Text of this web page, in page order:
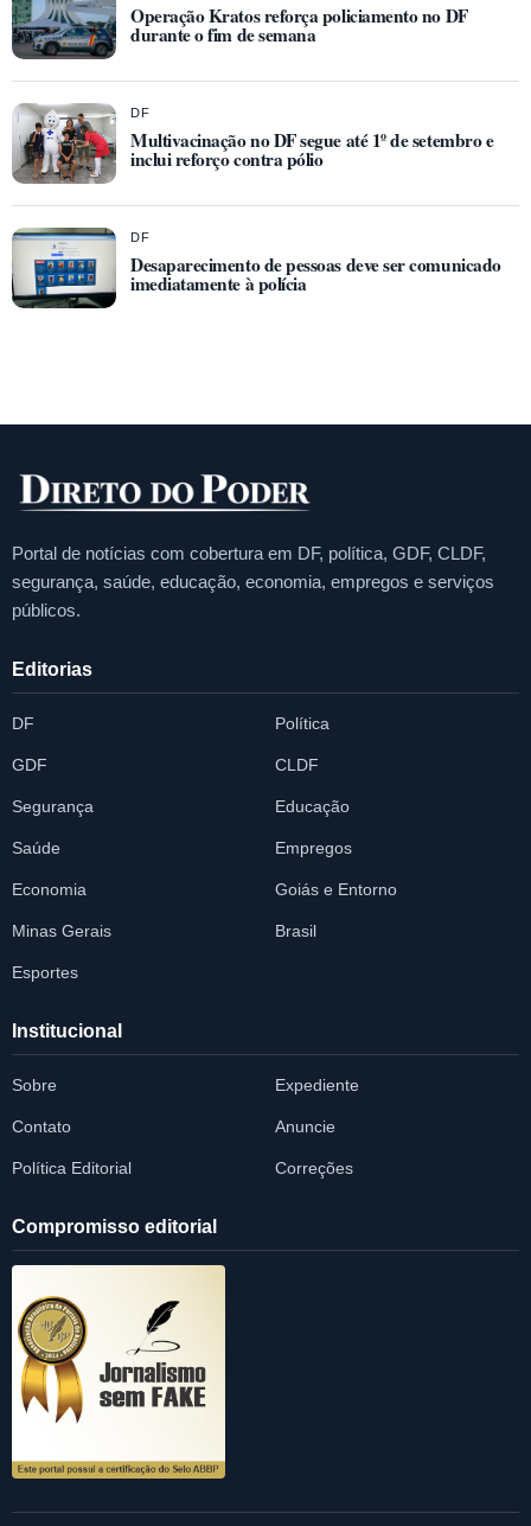
Operação Kratos reforça policiamento no DF
durante o fim de semana
DF
Multivacinação no DF segue até 1º de setembro e
inclui reforço contra pólio
DF
Desaparecimento de pessoas deve ser comunicado
imediatamente à polícia
Portal de notícias com cobertura em DF, política, GDF, CLDF,
segurança, saúde, educação, economia, empregos e serviços
públicos.
Editorias
DF Política
GDF CLDF
Segurança Educação
Saúde Empregos
Economia Goiás e Entorno
Minas Gerais Brasil
Esportes
Institucional
Sobre Expediente
Contato Anuncie
Política Editorial Correções
Compromisso editorial